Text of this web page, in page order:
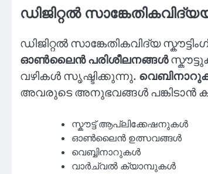
ഡിജിറ്റൽ
ഡിജിറ്റൽ സാങ്കേതികവിദ്യ
ഓൺലൈൻ പരിശീലനങ്ങൾ
വഴികൾ സൃഷ്ടിക്കുന്നു.
അവരുടെ അനുഭവങ്ങൾ പങ്കിടാൻ
സ്കൗട്ട് ആപ്ലിക്കേഷനുകൾ
ഓൺലൈൻ ഉത്സവങ്ങൾ
വെബ്ബിനാറുകൾ
വാർച്വൽ ക്യാമ്പുകൾ